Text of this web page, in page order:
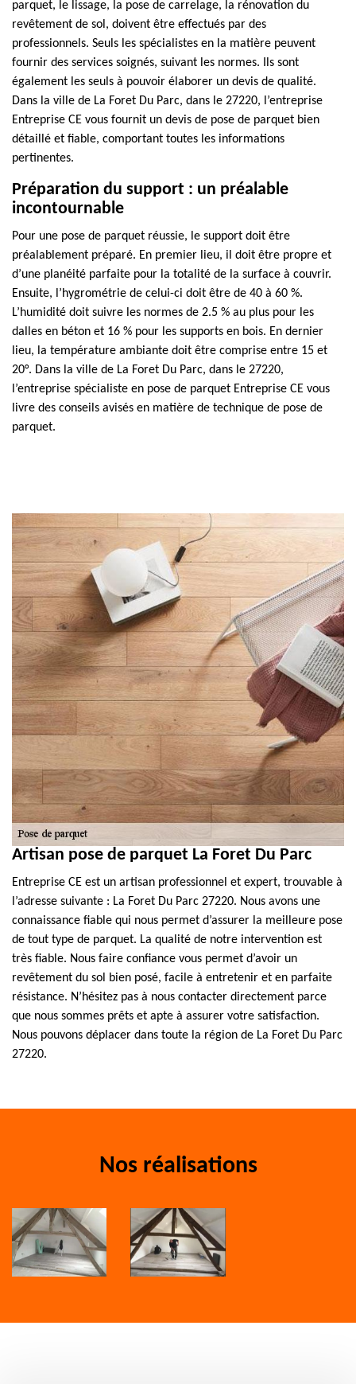
parquet, le lissage, la pose de carrelage, la rénovation du
revêtement de sol, doivent être effectués par des
professionnels. Seuls les spécialistes en la matière peuvent
fournir des services soignés, suivant les normes. Ils sont
également les seuls à pouvoir élaborer un devis de qualité.
Dans la ville de La Foret Du Parc, dans le 27220, l’entreprise
Entreprise CE vous fournit un devis de pose de parquet bien
détaillé et fiable, comportant toutes les informations
pertinentes.
Préparation du support : un préalable
incontournable
Pour une pose de parquet réussie, le support doit être
préalablement préparé. En premier lieu, il doit être propre et
d’une planéité parfaite pour la totalité de la surface à couvrir.
Ensuite, l’hygrométrie de celui-ci doit être de 40 à 60 %.
L’humidité doit suivre les normes de 2.5 % au plus pour les
dalles en béton et 16 % pour les supports en bois. En dernier
lieu, la température ambiante doit être comprise entre 15 et
20°. Dans la ville de La Foret Du Parc, dans le 27220,
l’entreprise spécialiste en pose de parquet Entreprise CE vous
livre des conseils avisés en matière de technique de pose de
parquet.
Artisan pose de parquet La Foret Du Parc
Entreprise CE est un artisan professionnel et expert, trouvable à
l’adresse suivante : La Foret Du Parc 27220. Nous avons une
connaissance fiable qui nous permet d’assurer la meilleure pose
de tout type de parquet. La qualité de notre intervention est
très fiable. Nous faire confiance vous permet d’avoir un
revêtement du sol bien posé, facile à entretenir et en parfaite
résistance. N’hésitez pas à nous contacter directement parce
que nous sommes prêts et apte à assurer votre satisfaction.
Nous pouvons déplacer dans toute la région de La Foret Du Parc
27220.
Nos réalisations